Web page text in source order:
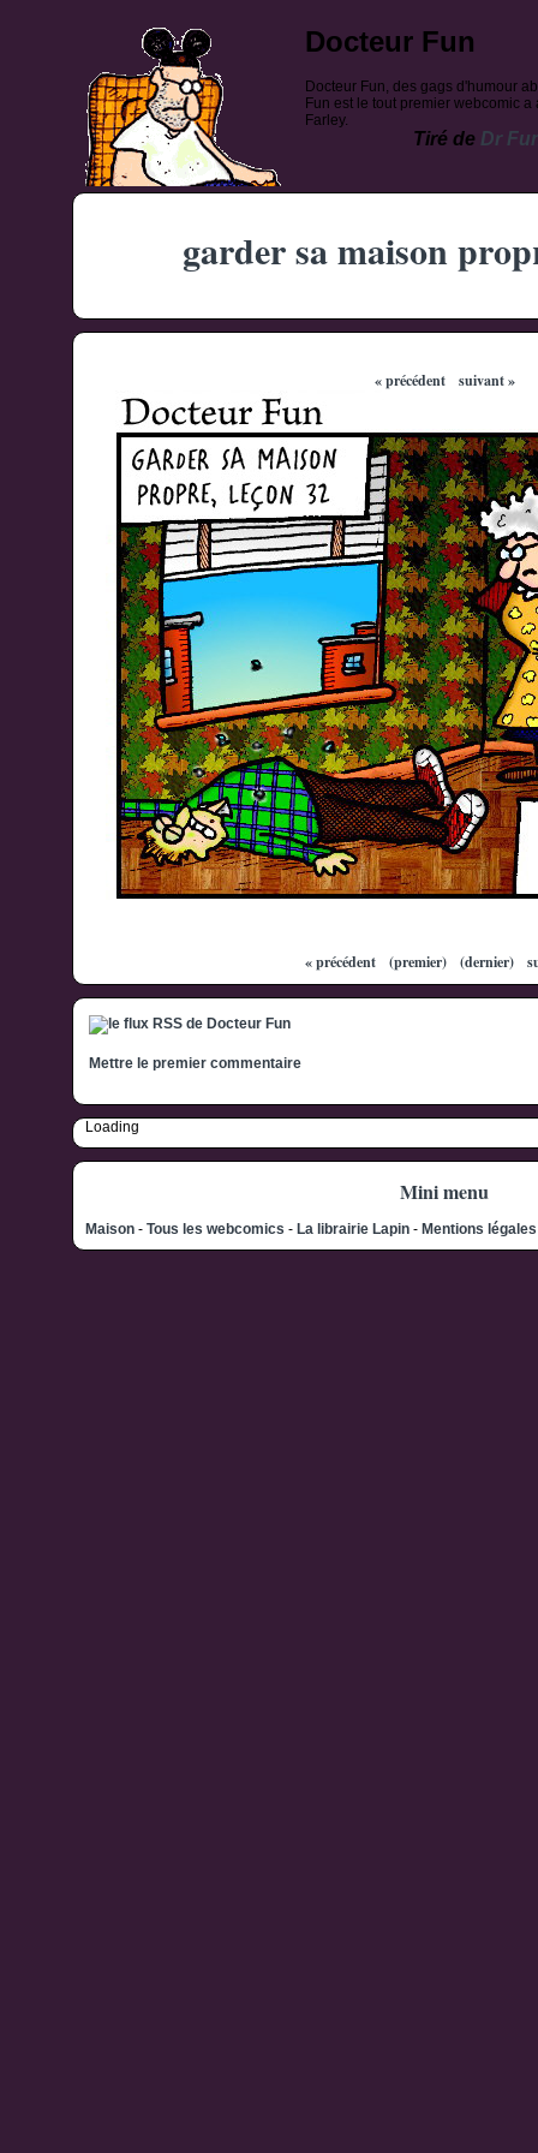
Docteur Fun
Docteur Fun, des gags d'humour
Fun est le tout premier webcomic
Farley.
Tiré de Dr
garder sa maison
« précédent suivant »
« précédent (premier) (dernier)
Mettre le premier commentaire
Loading
Mini menu
Maison - Tous les webcomics - La librairie Lapin - Mentions